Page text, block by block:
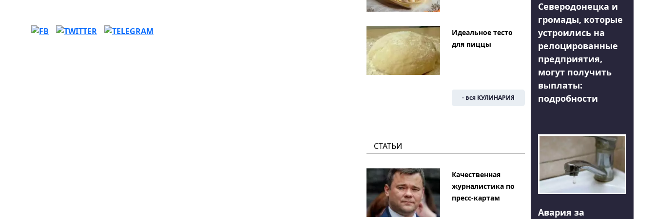
Идеальное тесто
для пиццы
- вся КУЛИНАРИЯ
СТАТЬИ
Качественная
журналистика по
пресс-картам
Северодонецка и
громады, которые
устроились на
релоцированные
предприятия,
могут получить
выплаты:
подробности
Авария за